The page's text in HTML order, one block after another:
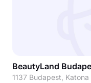
BeautyLand
1137 Budapest,